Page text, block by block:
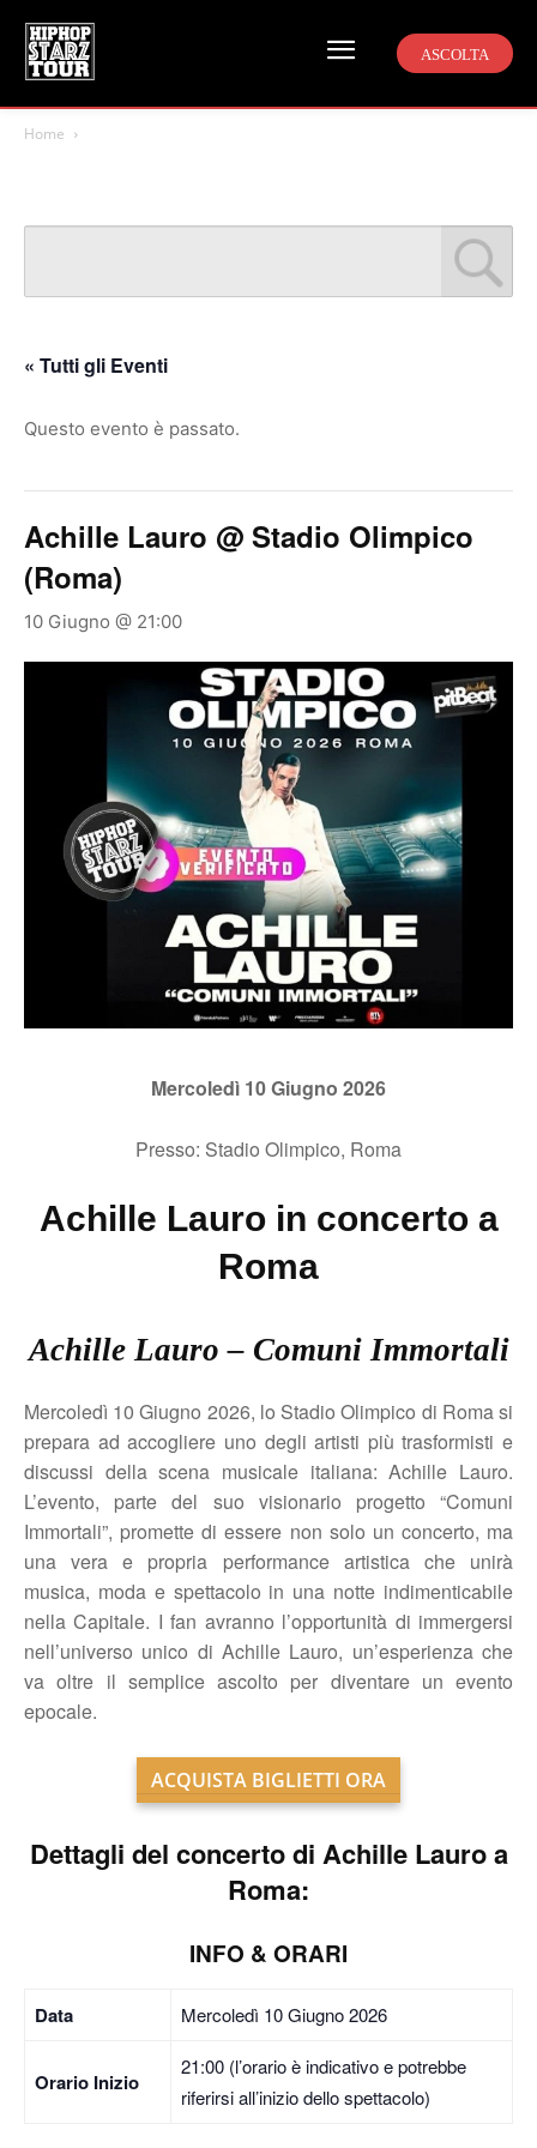
ASCOLTA
Home
« Tutti gli Eventi
Questo evento è passato.
Achille Lauro @ Stadio Olimpico
(Roma)
10 Giugno @ 21:00
Mercoledì 10 Giugno 2026
Presso: Stadio Olimpico, Roma
Achille Lauro in concerto a
Roma
Achille Lauro – Comuni Immortali
Mercoledì 10 Giugno 2026, lo Stadio Olimpico di Roma si
prepara ad accogliere uno degli artisti più trasformisti e
discussi della scena musicale italiana: Achille Lauro.
L’evento, parte del suo visionario progetto “Comuni
Immortali”, promette di essere non solo un concerto, ma
una vera e propria performance artistica che unirà
musica, moda e spettacolo in una notte indimenticabile
nella Capitale. I fan avranno l’opportunità di immergersi
nell’universo unico di Achille Lauro, un’esperienza che
va oltre il semplice ascolto per diventare un evento
epocale.
ACQUISTA BIGLIETTI ORA
Dettagli del concerto di Achille Lauro a
Roma:
INFO & ORARI
Data Mercoledì 10 Giugno 2026
Orario Inizio
21:00 (l’orario è indicativo e potrebbe
riferirsi all’inizio dello spettacolo)